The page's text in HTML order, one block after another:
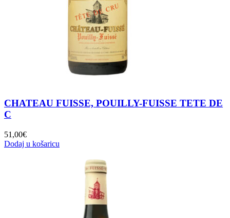
CHATEAU FUISSE, POUILLY-FUISSE TETE DE
C
51,00€
Dodaj u košaricu